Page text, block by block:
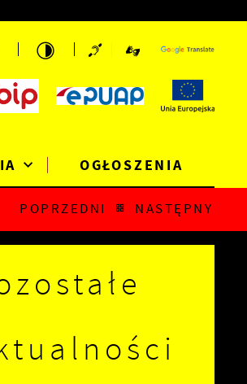
OGŁOSZENIA
POPRZEDNI NASTĘPNY